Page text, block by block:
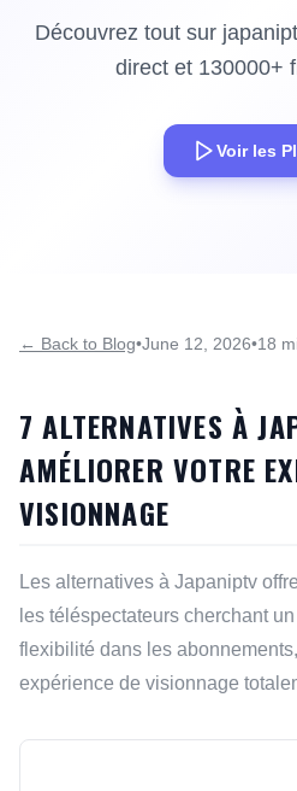
Découvrez tout sur
direct et 130000+
Voir les
← Back to Blog•June 12, 2026•18
7 ALTERNATIVES À
AMÉLIORER VOTRE
VISIONNAGE
Les alternatives à Japaniptv
les téléspectateurs cherchant
flexibilité dans les
expérience de visionnage